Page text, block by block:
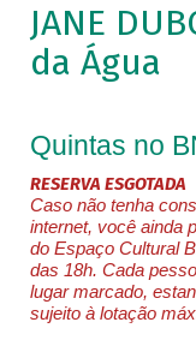
JANE
da Água
Quintas no
RESERVA ESGOTADA
Caso não tenha
internet, você ainda
do Espaço Cultural
das 18h. Cada
lugar marcado,
sujeito à lotação